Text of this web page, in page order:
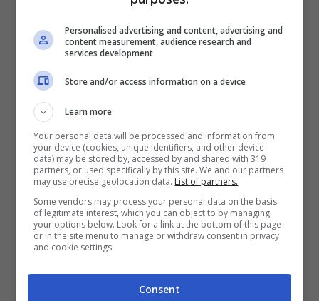
2050€
VERIFICA
BONUS BENVENUTO LOTTOMATICA: 2050€
Fino a 2050€ bonus scommesse e sport
Per i nuovi utenti della piattaforma: 100% fino a 50€ in
Bonus Scommesse + 100% fino a 2000€ in Bonus
2050€
Personalised advertising and content, advertising and
content measurement, audience research and
services development
Store and/or access information on a device
Learn more
Your personal data will be processed and information from
your device (cookies, unique identifiers, and other device
data) may be stored by, accessed by and shared with 319
partners, or used specifically by this site. We and our partners
may use precise geolocation data. List of partners.
Some vendors may process your personal data on the basis
of legitimate interest, which you can object to by managing
your options below. Look for a link at the bottom of this page
or in the site menu to manage or withdraw consent in privacy
and cookie settings.
Consent